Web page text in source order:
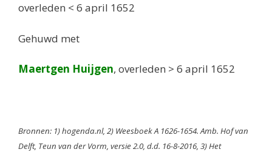
overleden < 6 april 1652
Gehuwd met
Maertgen Huijgen, overleden > 6 april 1652
Bronnen: 1) hogenda.nl, 2) Weesboek A 1626-1654. Amb. Hof van
Delft, Teun van der Vorm, versie 2.0, d.d. 16-8-2016, 3) Het